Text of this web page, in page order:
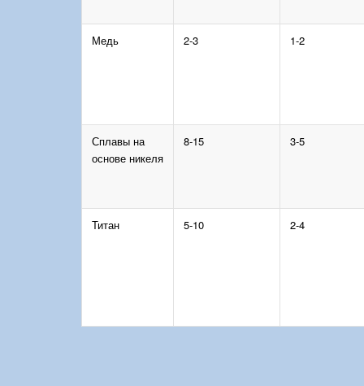
Медь 2-3 1-2
Сплавы на
основе никеля
8-15 3-5
Титан 5-10 2-4